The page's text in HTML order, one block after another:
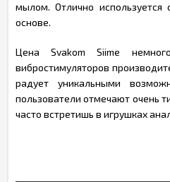
мылом. Отлично
основе.
Цена Svakom Siime
вибростимуляторов
радует уникальными
пользователи отмечают очень
часто встретишь в игрушках